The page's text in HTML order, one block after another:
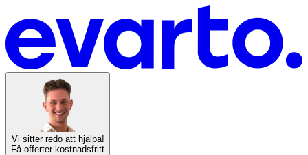
Vi sitter redo att hjälpa!
Få offerter kostnadsfritt